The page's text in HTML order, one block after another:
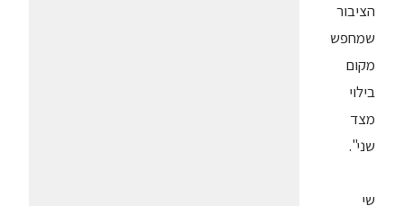
הציבור
שמחפש
מקום
בילוי
מצד
שני".
שי